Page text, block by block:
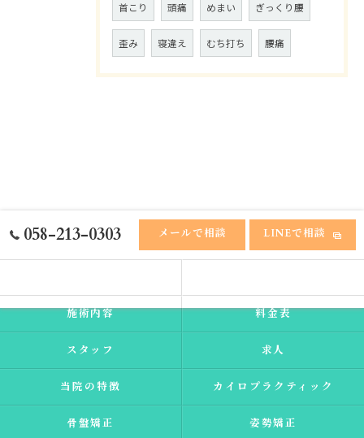
首こり 頭痛 めまい ぎっくり腰
歪み 寝違え むち打ち 腰痛
058-213-0303 メールで相談 LINEで相談
施術内容 料金表
スタッフ 求人
当院の特徴 カイロプラクティック
骨盤矯正 姿勢矯正